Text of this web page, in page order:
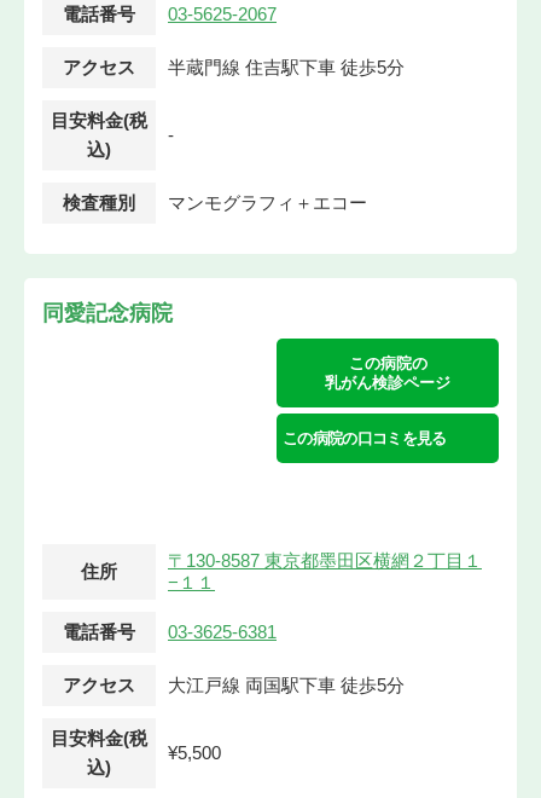
電話番号 03-5625-2067
アクセス 半蔵門線 住吉駅下車 徒歩5分
目安料金(税
込)
-
検査種別 マンモグラフィ＋エコー
同愛記念病院
この病院の
乳がん検診ページ
この病院の口コミを見る
住所
〒130-8587 東京都墨田区横網２丁目１
−１１
電話番号 03-3625-6381
アクセス 大江戸線 両国駅下車 徒歩5分
目安料金(税
込)
¥5,500